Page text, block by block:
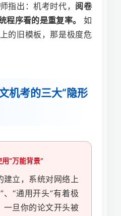
指出：机考时代， 阅卷
程序看的是重复率。
如
的旧模板，那是极度危
机考的三大“隐形
“万能背景”
建立，系统对网络上
、“通用开头”有着极
一旦你的论文开头被